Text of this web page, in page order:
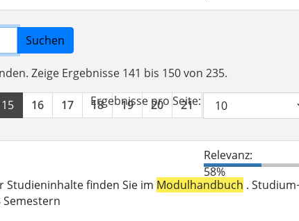
Suchen
Zeige Ergebnisse 141 bis 150 von 235.
15 16 17 18 19 20 21 22
Ergebnisse pro Seite:
Relevanz:
58%
finden Sie im Modulhandbuch .